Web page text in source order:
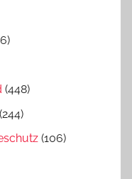
(448)
(244)
(106)